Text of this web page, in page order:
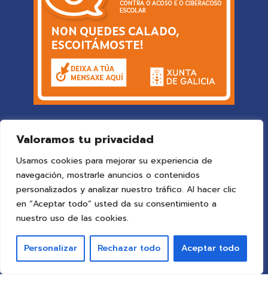
Valoramos tu privacidad
Usamos cookies para mejorar su experiencia de
navegación, mostrarle anuncios o contenidos
personalizados y analizar nuestro tráfico. Al hacer clic
en “Aceptar todo” usted da su consentimiento a
nuestro uso de las cookies.
Personalizar Rechazar todo Aceptar todo
© 2025 Colegio Vigoby ideaspropias publicidad&web
Todos los derechos reservados.
Aviso Legal